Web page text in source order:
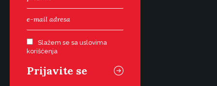
Slažem se sa uslovima
korišćenja